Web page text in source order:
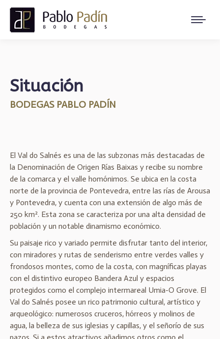
Situación
BODEGAS PABLO PADÍN
El Val do Salnés es una de las subzonas más destacadas de
la Denominación de Origen Rías Baixas y recibe su nombre
de la comarca y el valle homónimos. Se ubica en la costa
norte de la provincia de Pontevedra, entre las rías de Arousa
y Pontevedra, y cuenta con una extensión de algo más de
250 km². Esta zona se caracteriza por una alta densidad de
población y un notable dinamismo económico.
Su paisaje rico y variado permite disfrutar tanto del interior,
con miradores y rutas de senderismo entre verdes valles y
frondosos montes, como de la costa, con magníficas playas
con el distintivo europeo Bandera Azul y espacios
protegidos como el complejo intermareal Umia-O Grove. El
Val do Salnés posee un rico patrimonio cultural, artístico y
arqueológico: numerosos cruceros, hórreos y molinos de
agua, la belleza de sus iglesias y capillas, y el señorío de sus